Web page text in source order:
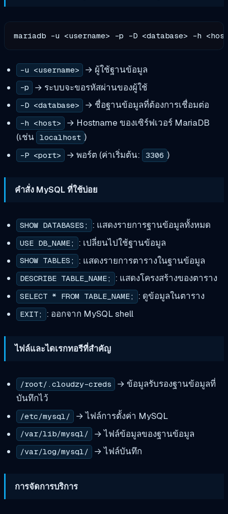
-u <username> → ผู้ใช้ฐานข้อมูล
-p → ระบบจะขอรหัสผ่านของผู้ใช้
-D <database> → ชื่อฐานข้อมูลที่ต้องการเชื่อมต่อ
-h <host>
→ Hostname ของเซิร์ฟเวอร์ MariaDB
(เช่น localhost )
-P <port> → พอร์ต (ค่าเริ่มต้น: 3306 )
คำสั่ง MySQL ที่ใช้บ่อย
SHOW DATABASES; : แสดงรายการฐานข้อมูลทั้งหมด
USE DB_NAME; : เปลี่ยนไปใช้ฐานข้อมูล
SHOW TABLES; : แสดงรายการตารางในฐานข้อมูล
DESCRIBE TABLE_NAME; : แสดงโครงสร้างของตาราง
SELECT * FROM TABLE_NAME; : ดูข้อมูลในตาราง
EXIT; : ออกจาก MySQL shell
ไฟล์และไดเรกทอรีที่สำคัญ
/root/.cloudzy-creds
→ ข้อมูลรับรองฐานข้อมูลที่
บันทึกไว้
/etc/mysql/ → ไฟล์การตั้งค่า MySQL
/var/lib/mysql/ → ไฟล์ข้อมูลของฐานข้อมูล
/var/log/mysql/ → ไฟล์บันทึก
การจัดการบริการ